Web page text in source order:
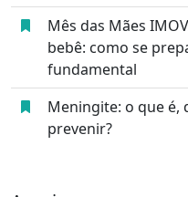
Mês das Mães
bebê: como se
fundamental
Meningite: o que é,
prevenir?